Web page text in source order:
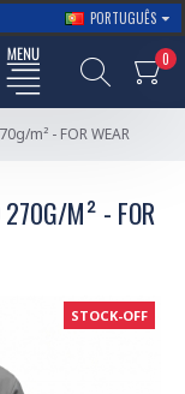
PORTUGUÊS
0
m² - FOR WEAR
270G/M² - FOR
STOCK-OFF